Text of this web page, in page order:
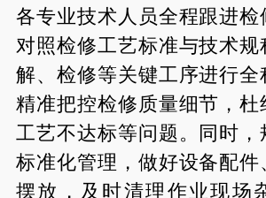
各专业技术人员全程跟进检
对照检修工艺标准与技术规
解、检修等关键工序进行全
精准把控检修质量细节，杜
工艺不达标等问题。同时，
标准化管理，做好设备配件
摆放，及时清理作业现场